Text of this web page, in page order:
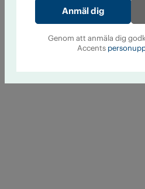
Genom att anmäla dig
Accents